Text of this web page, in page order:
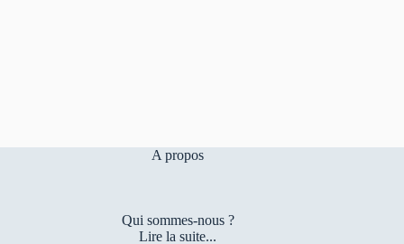
A propos
Qui sommes-nous ?
Lire la suite...